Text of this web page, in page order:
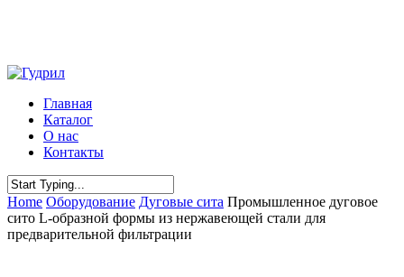
content
Menu
Главная
Каталог
О нас
Контакты
Close
Search
Home Оборудование Дуговые сита Промышленное дуговое
сито L-образной формы из нержавеющей стали для
предварительной фильтрации